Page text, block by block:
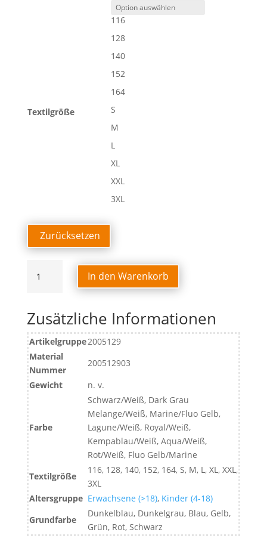
Textilgröße
116
128
140
152
164
S
M
L
XL
XXL
3XL
Zurücksetzen
Menge
In den Warenkorb
Zusätzliche Informationen
Artikelgruppe2005129
Material
Nummer
200512903
Gewicht
n. v.
Farbe
Schwarz/Weiß, Dark Grau
Melange/Weiß, Marine/Fluo Gelb,
Lagune/Weiß, Royal/Weiß,
Kempablau/Weiß, Aqua/Weiß,
Rot/Weiß, Fluo Gelb/Marine
Textilgröße
116, 128, 140, 152, 164, S, M, L, XL, XXL,
3XL
Altersgruppe Erwachsene (>18), Kinder (4-18)
Grundfarbe
Dunkelblau, Dunkelgrau, Blau, Gelb,
Grün, Rot, Schwarz